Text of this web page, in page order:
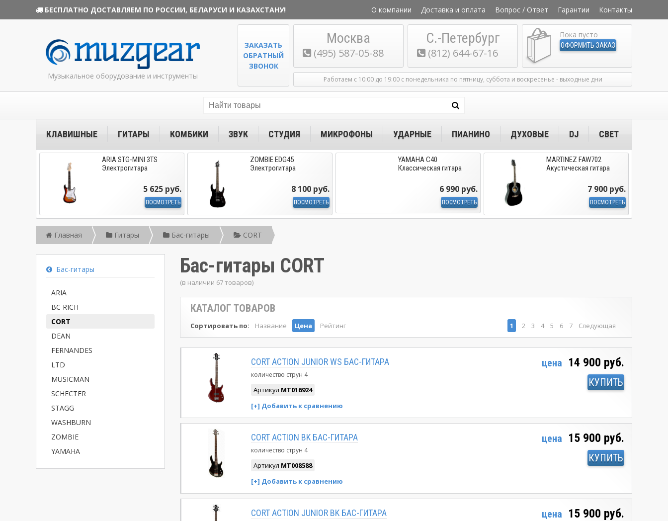
БЕСПЛАТНО ДОСТАВЛЯЕМ ПО РОССИИ, БЕЛАРУСИ И КАЗАХСТАНУ! О компании Доставка и оплата Вопрос / Ответ Гарантии Контакты
Музыкальное оборудование и инструменты
Москва
(495) 587-05-88
С.-Петербург
(812) 644-67-16
ЗАКАЗАТЬ
ОБРАТНЫЙ
ЗВОНОК
Пока пусто
ОФОРМИТЬ ЗАКАЗ
Работаем с 10:00 до 19:00 с понедельника по пятницу, суббота и воскресенье - выходные дни
КЛАВИШНЫЕ ГИТАРЫ КОМБИКИ ЗВУК СТУДИЯ МИКРОФОНЫ УДАРНЫЕ ПИАНИНО ДУХОВЫЕ DJ СВЕТ
ARIA STG-MINI 3TS
Электрогитара
5 625 руб.
ПОСМОТРЕТЬ
ZOMBIE EDG45
Электрогитара
8 100 руб.
ПОСМОТРЕТЬ
YAMAHA C40
Классическая гитара
6 990 руб.
ПОСМОТРЕТЬ
MARTINEZ FAW702
Акустическая гитара
7 900 руб.
ПОСМОТРЕТЬ
Главная Гитары Бас-гитары CORT
Бас-гитары
ARIA
BC RICH
CORT
DEAN
FERNANDES
LTD
MUSICMAN
SCHECTER
STAGG
WASHBURN
ZOMBIE
YAMAHA
Бас-гитары CORT
(в наличии 67 товаров)
КАТАЛОГ ТОВАРОВ
Сортировать по: Название Цена Рейтинг 1 2 3 4 5 6 7 Следующая
CORT ACTION JUNIOR WS БАС-ГИТАРА
количество струн 4
Артикул MT016924
цена 14 900 руб.
КУПИТЬ
CORT ACTION BK БАС-ГИТАРА
количество струн 4
Артикул MT008588
цена 15 900 руб.
КУПИТЬ
CORT ACTION JUNIOR BK БАС-ГИТАРА цена 15 900 руб.